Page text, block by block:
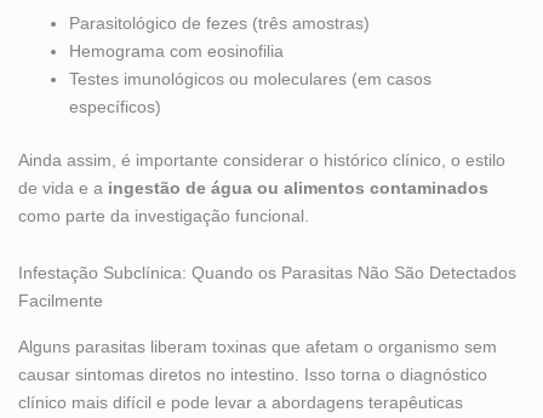
Parasitológico de fezes (três amostras)
Hemograma com eosinofilia
Testes imunológicos ou moleculares (em casos
específicos)
Ainda assim, é importante considerar o histórico clínico, o estilo
de vida e a ingestão de água ou alimentos contaminados
como parte da investigação funcional.
Infestação Subclínica: Quando os Parasitas Não São Detectados
Facilmente
Alguns parasitas liberam toxinas que afetam o organismo sem
causar sintomas diretos no intestino. Isso torna o diagnóstico
clínico mais difícil e pode levar a abordagens terapêuticas